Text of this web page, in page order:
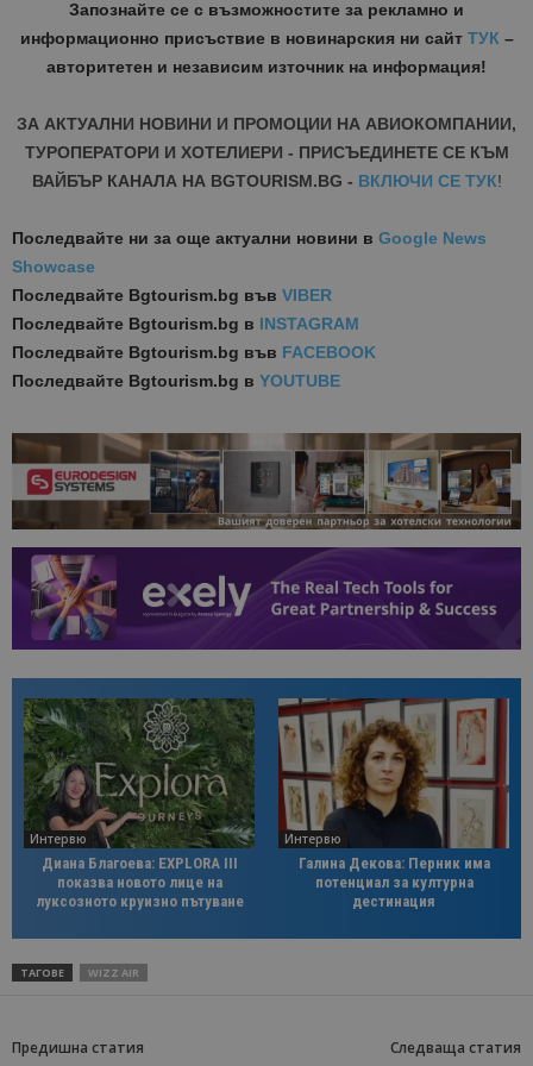
Запознайте се с възможностите за рекламно и
информационно присъствие в новинарския ни сайт ТУК–
авторитетен и независим източник на информация!
ЗА АКТУАЛНИ НОВИНИ И ПРОМОЦИИ НА АВИОКОМПАНИИ,
ТУРОПЕРАТОРИ И ХОТЕЛИЕРИ - ПРИСЪЕДИНЕТЕ СЕ КЪМ
ВАЙБЪР КАНАЛА НА BGTOURISM.BG - ВКЛЮЧИ СЕ ТУК!
Последвайте ни за още актуални новини в Google News
Showcase
Последвайте Bgtourism.bg във VIBER
Последвайте Bgtourism.bg в INSTAGRAM
Последвайте Bgtourism.bg във FACEBOOK
Последвайте Bgtourism.bg в YOUTUBE
Интервю
Диана Благоева: EXPLORA III
показва новото лице на
луксозното круизно пътуване
Интервю
Галина Декова: Перник има
потенциал за културна
дестинация
ТАГОВЕ WIZZ AIR
Предишна статия Следваща статия